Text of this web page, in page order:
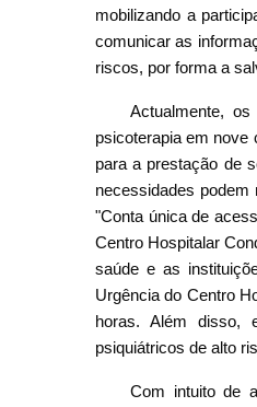
mobilizando a
comunicar as
riscos, por forma a
Actualmente,
psicoterapia em nove
para a prestação de
necessidades
"Conta única de
Centro Hospitalar
saúde e as
Urgência do Centro
horas. Além disso,
psiquiátricos de alto
Com intuito de